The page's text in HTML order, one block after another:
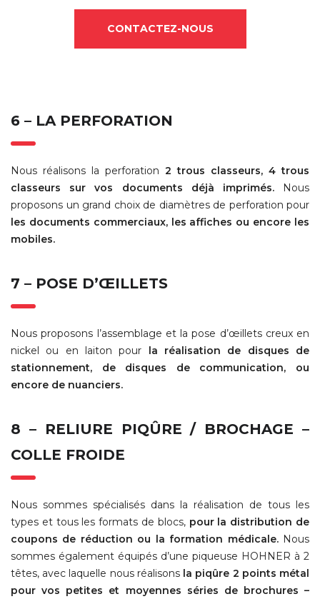
CONTACTEZ-NOUS
6 – LA PERFORATION
Nous réalisons la perforation 2 trous classeurs, 4 trous
classeurs sur vos documents déjà imprimés.Nous
proposons un grand choix de diamètres de perforation pour
les documents commerciaux, les affiches ou encore les
mobiles.
7 – POSE D’ŒILLETS
Nous proposons l’assemblage et la pose d’œillets creux en
nickel ou en laiton pour la réalisation de disques de
stationnement, de disques de communication, ou
encore de nuanciers.
8 – RELIURE PIQÛRE / BROCHAGE –
COLLE FROIDE
Nous sommes spécialisés dans la réalisation de tous les
types et tous les formats de blocs, pour la distribution de
coupons de réduction ou la formation médicale.Nous
sommes également équipés d’une piqueuse HOHNER à 2
têtes, avec laquelle nous réalisons la piqûre 2 points métal
pour vos petites et moyennes séries de brochures –